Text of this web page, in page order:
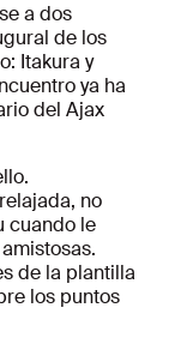
a dos
de los
Itakura y
ya ha
del Ajax
no
cuando le
de la plantilla
los puntos